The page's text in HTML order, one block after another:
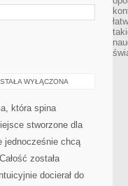
WYŁĄCZONA
która spina
stworzone dla
jednocześnie chcą
została
docierał do